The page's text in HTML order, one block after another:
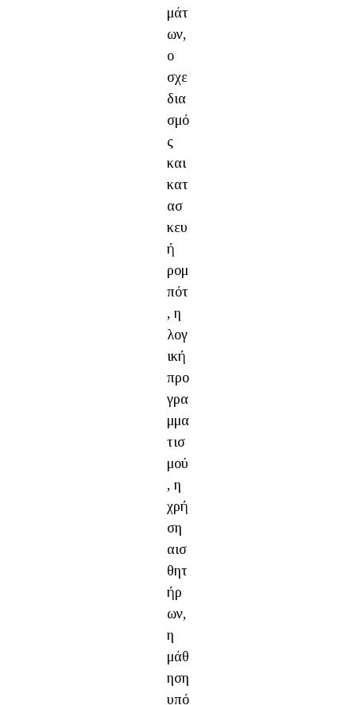
μάτ
ων,
ο
σχε
δια
σμό
ς
και
κατ
ασ
κευ
ή
ρομ
πότ
, η
λογ
ική
προ
γρα
μμα
τισ
μού
, η
χρή
ση
αισ
θητ
ήρ
ων,
η
μάθ
ηση
υπό